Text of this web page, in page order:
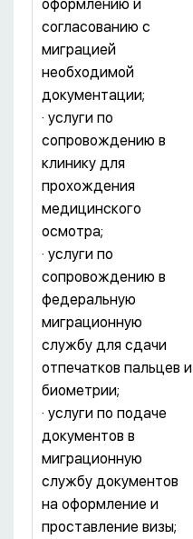
оформлению и
согласованию с
миграцией
необходимой
документации;
· услуги по
сопровождению в
клинику для
прохождения
медицинского
осмотра;
· услуги по
сопровождению в
федеральную
миграционную
службу для сдачи
отпечатков пальцев и
биометрии;
· услуги по подаче
документов в
миграционную
службу документов
на оформление и
проставление визы;